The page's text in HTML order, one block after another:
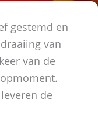
gestemd en
van
van de
de